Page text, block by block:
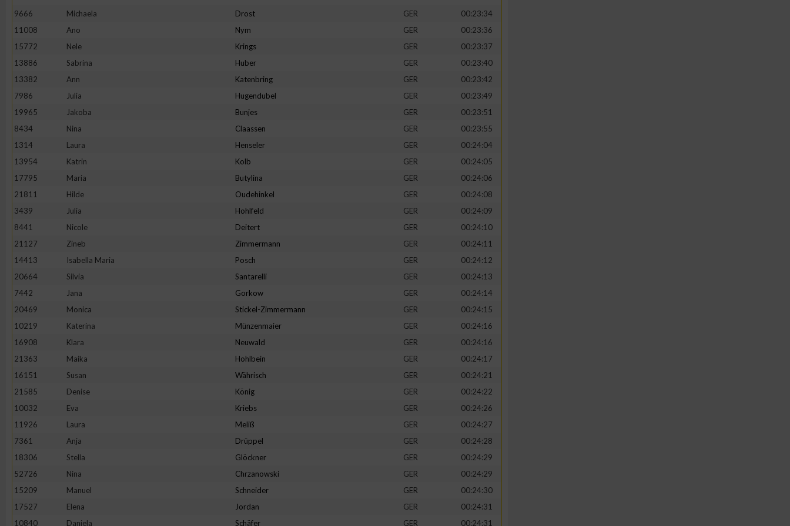
9666
Michaela Drost GER
00:23:34
11008
Ano Nym GER
00:23:36
15772
Nele Krings GER
00:23:37
13886
Sabrina Huber GER
00:23:40
13382
Ann Katenbring GER
00:23:42
7986
Julia Hugendubel GER
00:23:49
19965
Jakoba Bunjes GER
00:23:51
8434
Nina Claassen GER
00:23:55
1314
Laura Henseler GER
00:24:04
13954
Katrin Kolb GER
00:24:05
17795
Maria Butylina GER
00:24:06
21811
Hilde Oudehinkel GER
00:24:08
3439
Julia Hohlfeld GER
00:24:09
8441
Nicole Deitert GER
00:24:10
21127
Zineb Zimmermann GER
00:24:11
14413
Isabella Maria Posch GER
00:24:12
20664
Silvia Santarelli GER
00:24:13
7442
Jana Gorkow GER
00:24:14
20469
Monica Stickel-Zimmermann GER
00:24:15
10219
Katerina Münzenmaier GER
00:24:16
16908
Klara Neuwald GER
00:24:16
21363
Maika Hohlbein GER
00:24:17
16151
Susan Währisch GER
00:24:21
21585
Denise König GER
00:24:22
10032
Eva Kriebs GER
00:24:26
11926
Laura Meliß GER
00:24:27
7361
Anja Drüppel GER
00:24:28
18306
Stella Glöckner GER
00:24:29
52726
Nina Chrzanowski GER
00:24:29
15209
Manuel Schneider GER
00:24:30
17527
Elena Jordan GER
00:24:31
10840
Daniela Schäfer GER 00:24:31
Verwendung von Profilen zur Auswahl personalisierter Inhalte
Messung der Werbeleistung
Messung der Performance von Inhalten
Analyse von Zielgruppen durch Statistiken oder Kombinationen von Daten aus
verschiedenen Quellen
Verwendung reduzierter Daten zur Auswahl von Inhalten
Verwendung genauer Standortdaten
Geräte anhand von aktiv angeforderten Informationen identifizieren
Notwendig
Performance
Werbung